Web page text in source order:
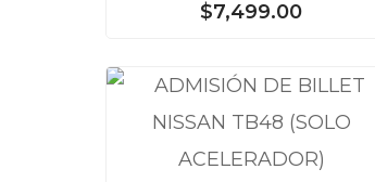
$7,499.00